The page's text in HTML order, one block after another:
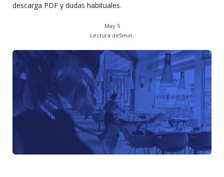
descarga PDF y dudas habituales.
May 5
Lectura de5min.